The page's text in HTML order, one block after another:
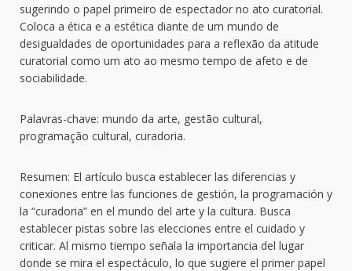
sugerindo o papel primeiro de espectador no ato curatorial.
Coloca a ética e a estética diante de um mundo de
desigualdades de oportunidades para a reflexão da atitude
curatorial como um ato ao mesmo tempo de afeto e de
sociabilidade.
Palavras-chave: mundo da arte, gestão cultural,
programação cultural, curadoria.
Resumen: El artículo busca establecer las diferencias y
conexiones entre las funciones de gestión, la programación y
la “curadoria” en el mundo del arte y la cultura. Busca
establecer pistas sobre las elecciones entre el cuidado y
criticar. Al mismo tiempo señala la importancia del lugar
donde se mira el espectáculo, lo que sugiere el primer papel